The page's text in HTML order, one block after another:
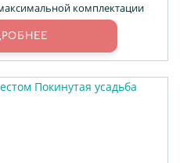
комплектации